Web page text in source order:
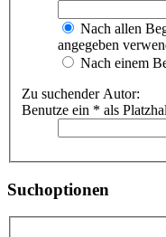
Nach allen
angegeben
Nach einem
Zu suchender Autor:
Benutze ein * als
Suchoptionen